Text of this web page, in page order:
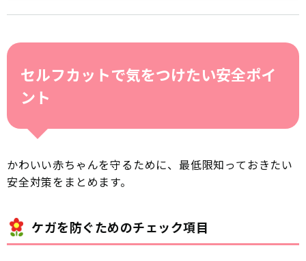
セルフカットで気をつけたい安全ポイ
ント
かわいい赤ちゃんを守るために、最低限知っておきたい
安全対策をまとめます。
ケガを防ぐためのチェック項目